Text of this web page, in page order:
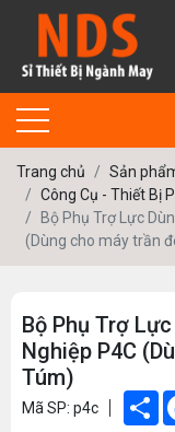
Trang chủ Sản
Công Cụ - Thiết Bị
Bộ Phụ Trợ Lực
(Dùng cho máy trần
Bộ Phụ Trợ
Nghiệp P4C
Túm)
Mã SP: p4c